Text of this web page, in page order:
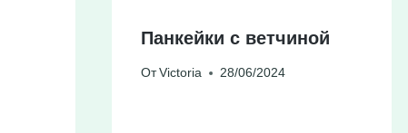
Панкейки с ветчиной
От Victoria 28/06/2024